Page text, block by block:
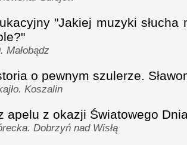
"Jakiej muzyki słucha
Małobądz
o pewnym szulerze.
Koszalin
apelu z okazji Światowego
Dobrzyń nad Wisłą